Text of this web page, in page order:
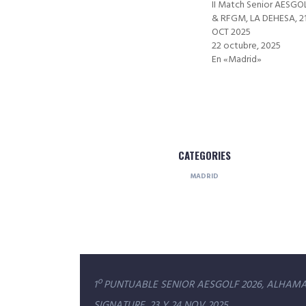
II Match Senior
& RFGM, LA DEHESA, 21
OCT 2025
22 octubre, 2025
En «Madrid»
CATEGORIES
MADRID
Navegación
1º PUNTUABLE SENIOR AESGOLF 2026, ALHAMA